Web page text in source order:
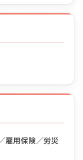
雇用保険／労災